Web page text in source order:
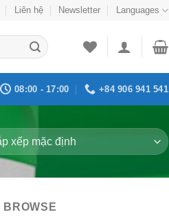
Liên hệ Newsletter Languages
08:00 - 17:00 +84 906 941 541
BROWSE